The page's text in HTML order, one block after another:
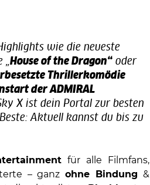
wie die neueste
„House of the Dragon“ oder
Thrillerkomödie
der ADMIRAL
X ist dein Portal zur besten
Aktuell kannst du bis zu
für alle Filmfans,
– ganzohne Bindung &